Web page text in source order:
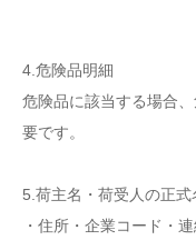
4.危険品明細
危険品に該当する場合
要です。
5.荷主名・荷受人の正
・住所・企業コード・